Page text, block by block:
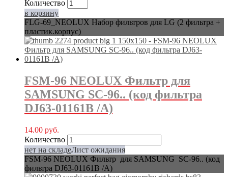
Количество
в корзину
FLG-69_NEOLUX Набор фильтров для LG (2 фильтра +
пластик.корпус)
FSM-96 NEOLUX Фильтр для
SAMSUNG SC-96.. (код фильтра
DJ63-01161B /A)
14.00 руб.
Количество
нет на складеЛист ожидания
FSM-96 NEOLUX Фильтр для SAMSUNG SC-96.. (код
фильтра DJ63-01161B /A)